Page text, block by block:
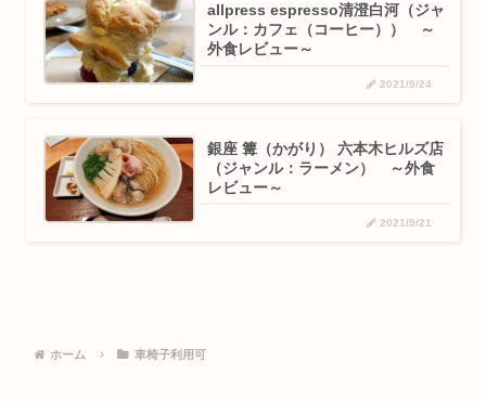
allpress espresso清澄白河（ジャ
ンル：カフェ（コーヒー）） ～
外食レビュー～
2021/9/24
銀座 篝（かがり） 六本木ヒルズ店
（ジャンル：ラーメン） ～外食
レビュー～
2021/9/21
ホーム 車椅子利用可